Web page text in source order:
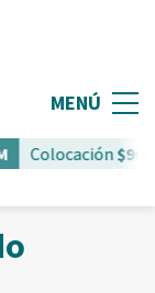
Colocación
MENÚ